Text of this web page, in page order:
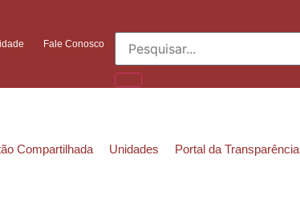
Fale Conosco
Compartilhada Unidades Portal da Transparência